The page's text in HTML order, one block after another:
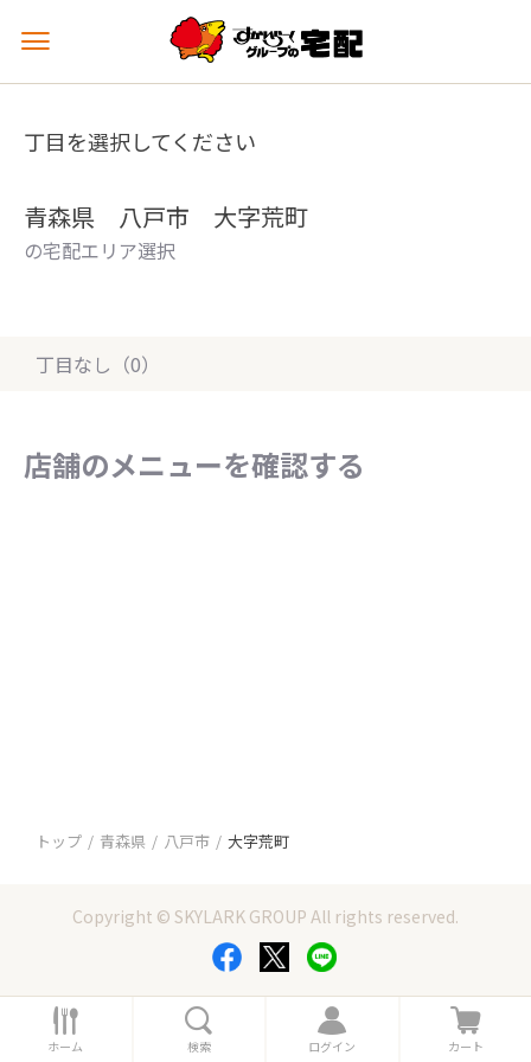
メ
ュ
を
丁目を選択してください
青森県 八戸市 大字荒町
の宅配エリア選択
丁目なし（0）
店舗のメニューを確認する
トップ 青森県 八戸市 大字荒町
Copyright © SKYLARK GROUP All rights reserved.
ホ
ー
ホーム 索
検索
ロ
グ
ログイン
カ
ー
カート